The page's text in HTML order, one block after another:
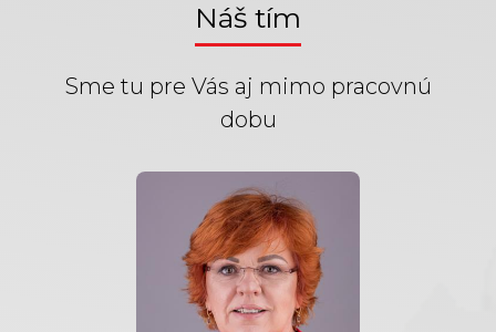
Náš tím
Sme tu pre Vás aj mimo pracovnú
dobu